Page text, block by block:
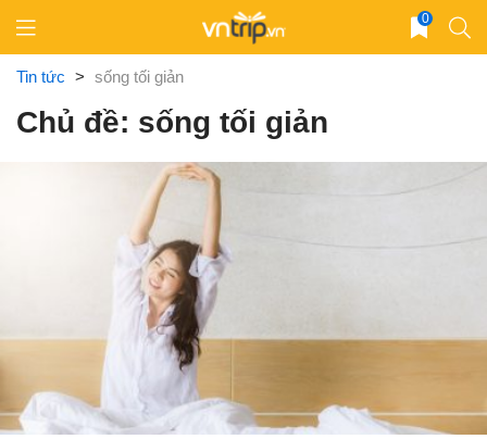
content
0
Tin tức > sống tối giản
Chủ đề: sống tối giản